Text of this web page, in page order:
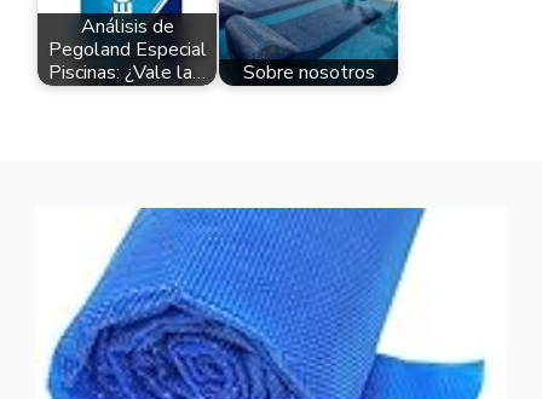
Análisis de
Pegoland Especial
Piscinas: ¿Vale la…
Sobre nosotros